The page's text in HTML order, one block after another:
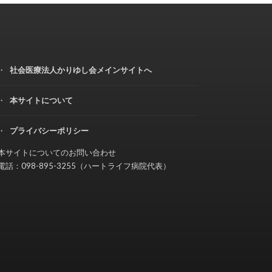
社会医療法人かりゆし会メインサイトへ
本サイトについて
プライバシーポリシー
サイトについてのお問い合わせ
話：098-895-3255（ハートライフ病院代表）